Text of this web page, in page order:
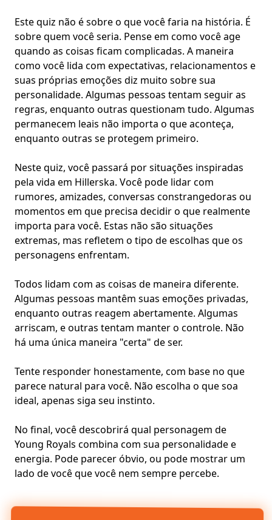
Este quiz não é sobre o que você faria na história. É
sobre quem você seria. Pense em como você age
quando as coisas ficam complicadas. A maneira
como você lida com expectativas, relacionamentos e
suas próprias emoções diz muito sobre sua
personalidade. Algumas pessoas tentam seguir as
regras, enquanto outras questionam tudo. Algumas
permanecem leais não importa o que aconteça,
enquanto outras se protegem primeiro.
Neste quiz, você passará por situações inspiradas
pela vida em Hillerska. Você pode lidar com
rumores, amizades, conversas constrangedoras ou
momentos em que precisa decidir o que realmente
importa para você. Estas não são situações
extremas, mas refletem o tipo de escolhas que os
personagens enfrentam.
Todos lidam com as coisas de maneira diferente.
Algumas pessoas mantêm suas emoções privadas,
enquanto outras reagem abertamente. Algumas
arriscam, e outras tentam manter o controle. Não
há uma única maneira "certa" de ser.
Tente responder honestamente, com base no que
parece natural para você. Não escolha o que soa
ideal, apenas siga seu instinto.
No final, você descobrirá qual personagem de
Young Royals combina com sua personalidade e
energia. Pode parecer óbvio, ou pode mostrar um
lado de você que você nem sempre percebe.